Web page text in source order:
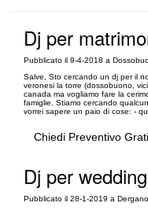
Dj per
Pubblicato il 9-4-2018 a
Salve, Sto cercando un dj per il
veronesi la torre (dossobuono,
canada ma vogliamo fare la
famiglie. Stiamo cercando
vorrei sapere un paio di cose: -
Chiedi Preventivo
Dj per
Pubblicato il 28-1-2019 a